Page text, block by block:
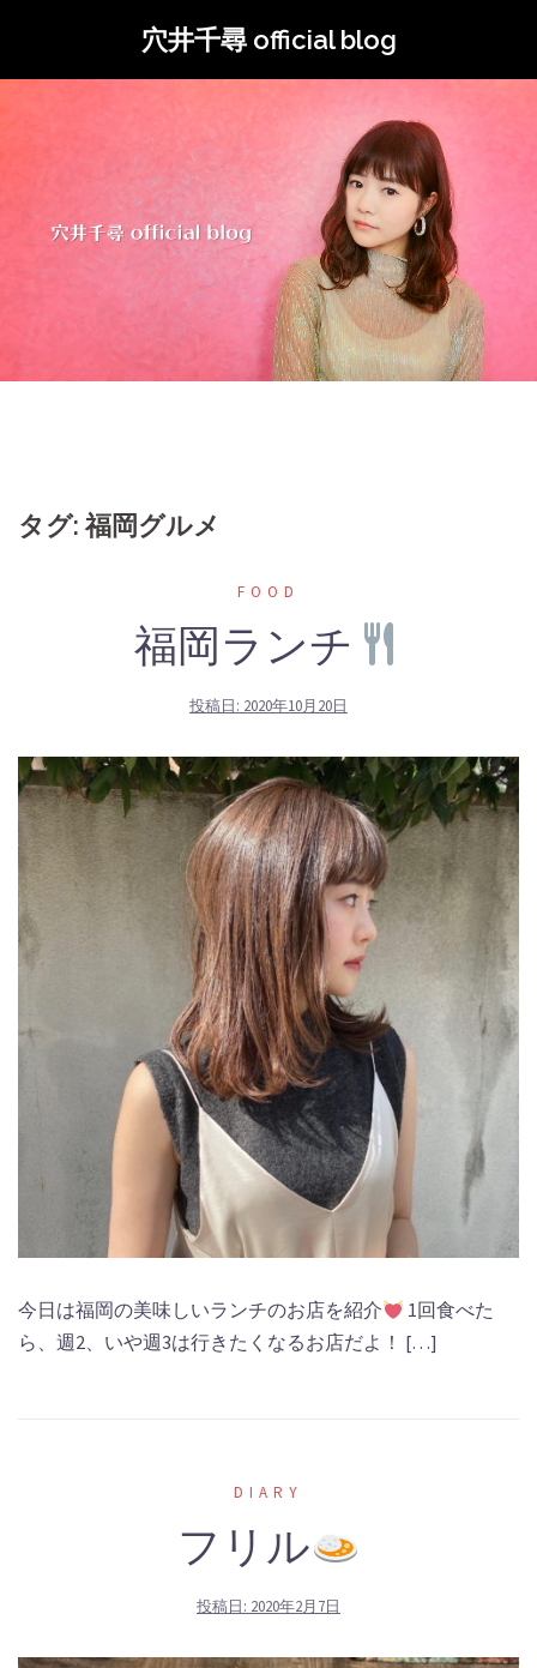
テ
穴井千尋 official blog
タグ: 福岡グルメ
FOOD
福岡ランチ
投稿日: 2020年10月20日
今日は福岡の美味しいランチのお店を紹介
1回食べた
ら、週2、いや週3は行きたくなるお店だよ！ […]
DIARY
フリル
投稿日: 2020年2月7日